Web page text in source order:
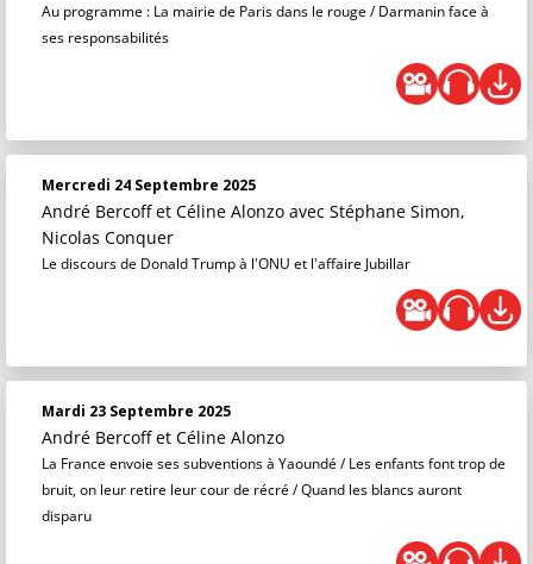
Au programme : La mairie de Paris dans le rouge / Darmanin face à
ses responsabilités
Mercredi 24 Septembre 2025
André Bercoff et Céline Alonzo avec Stéphane Simon,
Nicolas Conquer
Le discours de Donald Trump à l'ONU et l'affaire Jubillar
Mardi 23 Septembre 2025
André Bercoff et Céline Alonzo
La France envoie ses subventions à Yaoundé / Les enfants font trop de
bruit, on leur retire leur cour de récré / Quand les blancs auront
disparu